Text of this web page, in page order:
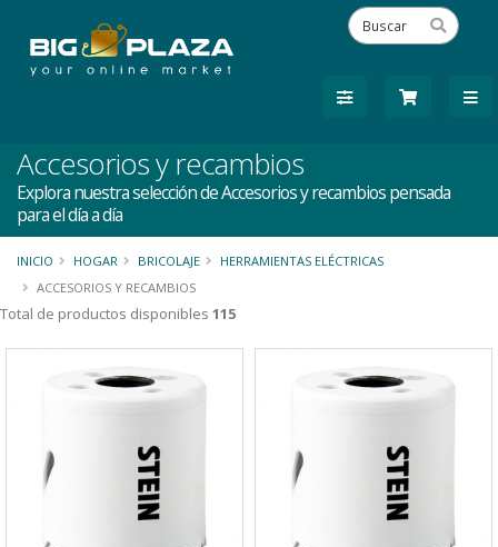
Accesorios y recambios
Explora nuestra selección de Accesorios y recambios pensada
para el día a día
INICIO HOGAR BRICOLAJE
HERRAMIENTAS ELÉCTRICAS
ACCESORIOS Y RECAMBIOS
Total de productos disponibles 115